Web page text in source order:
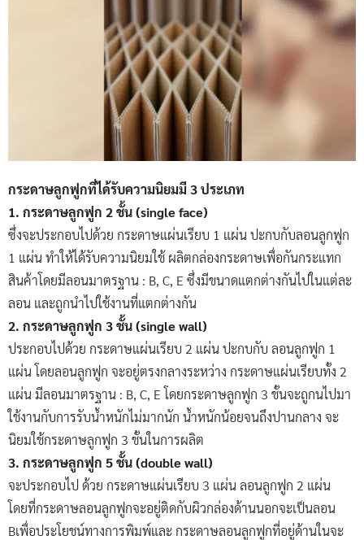
กระดาษลูกฟูกที่ได้รับความนิยมมี 3 ประเภท
1. กระดาษลูกฟูก 2 ชั้น (single face)
ซึ่งจะประกอบไปด้วย กระดาษแผ่นเรียบ 1 แผ่น ปะกบกับลอนลูกฟูก
1 แผ่น ทำให้ได้รับความนิยมใช้ ผลิตกล่องกระดาษเพื่อกันกระแทก
สินค้าโดยมีลอนมาตรฐาน : B, C, E ซึ่งมีขนาดแตกต่างกันไปในแต่ละ
ลอน และถูกนำไปใช้งานที่แตกต่างกัน
2. กระดาษลูกฟูก 3 ชั้น (single wall)
ประกอบไปด้วย กระดาษแผ่นเรียบ 2 แผ่น ปะกบกับ ลอนลูกฟูก 1
แผ่น โดยลอนลูกฟูก จะอยู่ตรงกลางระหว่าง กระดาษแผ่นเรียบทั้ง 2
แผ่น มีลอนมาตรฐาน : B, C, E โดยกระดาษลูกฟูก 3 ชั้นจะถูกนไปมา
ใช้งานกับการรับน้ำหนักไม่มากนัก น้ำหนักน้อยจนถึงปานกลาง จะ
นิยมใช้กระดาษลูกฟูก 3 ชั้นในการผลิต
3. กระดาษลูกฟูก 5 ชั้น (double wall)
จะประกอบไป ด้วย กระดาษแผ่นเรียบ 3 แผ่น ลอนลูกฟูก 2 แผ่น
โดยที่กระดาษลอนลูกฟูกจะอยู่ติดกับผิวกล่องด้านนอกจะเป็นลอน
Bเพื่อประโยชน์ทางการพิมพ์และ กระดาษลอนลูกฟูกที่อยู่ด้านในจะ